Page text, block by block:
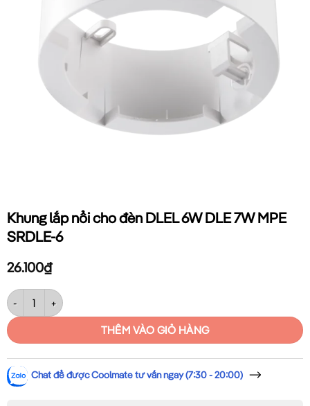
Khung lắp nổi cho đèn DLEL 6W DLE 7W MPE
SRDLE-6
26.100₫
Khung lắp nổi cho đèn DLEL 6W DLE 7W MPE SRDLE-6 số lượng
THÊM VÀO GIỎ HÀNG
Chat để được Coolmate tư vấn ngay (7:30 - 20:00)